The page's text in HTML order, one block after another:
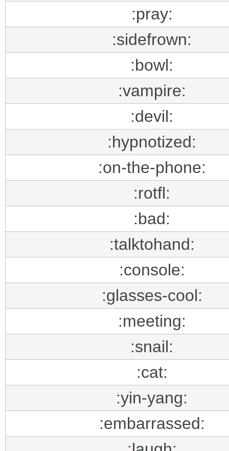
:pray:
:sidefrown:
:bowl:
:vampire:
:devil:
:hypnotized:
:on-the-phone:
:rotfl:
:bad:
:talktohand:
:console:
:glasses-cool:
:meeting:
:snail:
:cat:
:yin-yang:
:embarrassed: